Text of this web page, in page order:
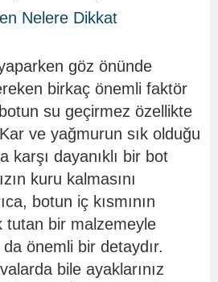
Nelere Dikkat
göz önünde
birkaç önemli faktör
su geçirmez özellikte
ve yağmurun sık olduğu
karşı dayanıklı bir bot
kuru kalmasını
botun iç kısmının
tutan bir malzemeyle
da önemli bir detaydır.
bile ayaklarınız